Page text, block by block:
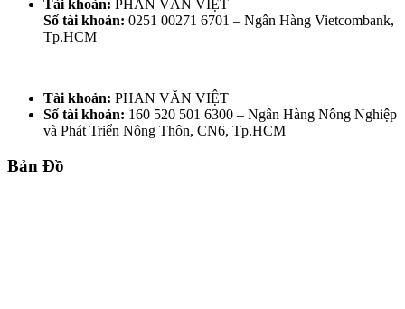
Tài khoản: PHAN VĂN VIỆT
Số tài khoản: 0251 00271 6701 – Ngân Hàng Vietcombank,
Tp.HCM
Tài khoản: PHAN VĂN VIỆT
Số tài khoản: 160 520 501 6300 – Ngân Hàng Nông Nghiệp
và Phát Triển Nông Thôn, CN6, Tp.HCM
Bản Đồ